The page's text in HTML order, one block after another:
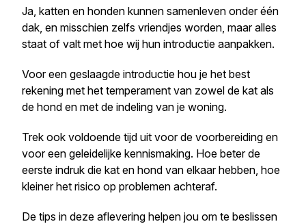
Ja, katten en honden kunnen samenleven onder één
dak, en misschien zelfs vriendjes worden, maar alles
staat of valt met hoe wij hun introductie aanpakken.
Voor een geslaagde introductie hou je het best
rekening met het temperament van zowel de kat als
de hond en met de indeling van je woning.
Trek ook voldoende tijd uit voor de voorbereiding en
voor een geleidelijke kennismaking. Hoe beter de
eerste indruk die kat en hond van elkaar hebben, hoe
kleiner het risico op problemen achteraf.
De tips in deze aflevering helpen jou om te beslissen